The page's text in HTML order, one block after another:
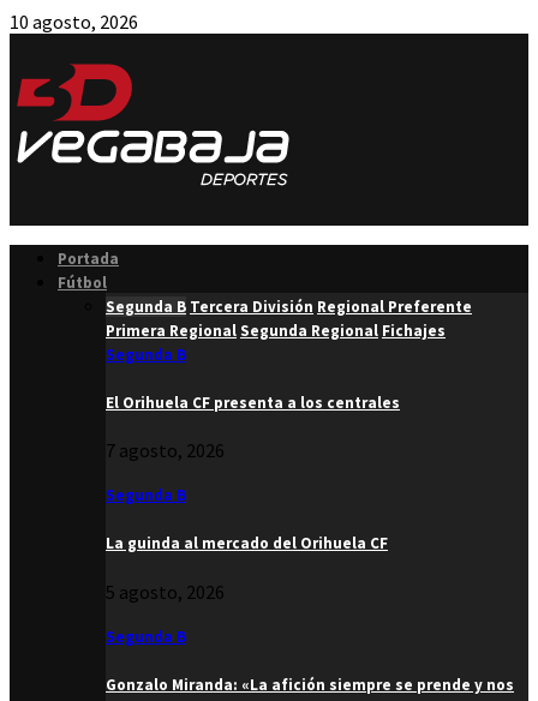
10 agosto, 2026
Portada
Fútbol
Segunda B Tercera División Regional Preferente
Primera RegionalSegunda Regional Fichajes
Segunda B
El Orihuela CF presenta a los centrales
7 agosto, 2026
Segunda B
La guinda al mercado del Orihuela CF
5 agosto, 2026
Segunda B
Gonzalo Miranda: «La afición siempre se prende y nos